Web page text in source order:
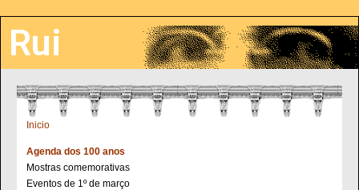
Rui
Inicio
Agenda dos 100 anos
Mostras comemorativas
Eventos de 1º de março